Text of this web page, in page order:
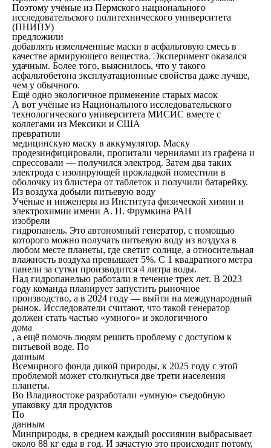
Поэтому учёные из Пермского национального
исследовательского политехнического университета
(ПНИПУ)
предложили
добавлять измельченные маски в асфальтовую смесь в
качестве армирующего вещества. Эксперимент оказался
удачным. Более того, выяснилось, что у такого
асфальтобетона эксплуатационные свойства даже лучше,
чем у обычного.
Ещё одно экологичное применение старых масок
А вот учёные из Национального исследовательского
технологического университета МИСИС вместе с
коллегами из Мексики и США
превратили
медицинскую маску в аккумулятор. Маску
продезинфицировали, пропитали чернилами из графена и
спрессовали — получился электрод. Затем два таких
электрода с изолирующей прокладкой поместили в
оболочку из блистера от таблеток и получили батарейку.
Из воздуха добыли питьевую воду
Учёные и инженеры из Института физической химии и
электрохимии имени А. Н. Фрумкина РАН
изобрели
гидропанель. Это автономный генератор, с помощью
которого можно получать питьевую воду из воздуха в
любом месте планеты, где светит солнце, а относительная
влажность воздуха превышает 5%. С 1 квадратного метра
панели за сутки производится 4 литра воды.
Над гидропанелью работали в течение трех лет. В 2023
году команда планирует запустить рыночное
производство, а в 2024 году — выйти на международный
рынок. Исследователи считают, что такой генератор
должен стать частью «умного» и экологичного
дома
, а ещё помочь людям решить проблему с доступом к
питьевой воде. По
данным
Всемирного фонда дикой природы, к 2025 году с этой
проблемой может столкнуться две трети населения
планеты.
Во Владивостоке разработали «умную» съедобную
упаковку для продуктов
По
данным
Минприроды, в среднем каждый россиянин выбрасывает
около 88 кг еды в год. И зачастую это происходит потому,